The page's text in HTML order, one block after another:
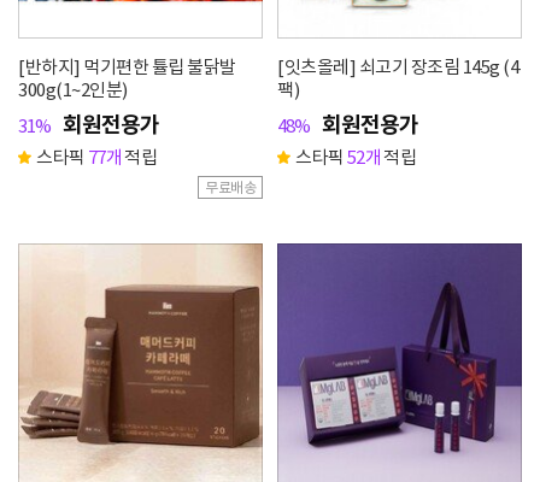
[반하지] 먹기편한 튤립 불닭발
300g(1~2인분)
31% 회원전용가
스타픽 77개적립
무료배송
[잇츠올레] 쇠고기 장조림 145g (4
팩)
48% 회원전용가
스타픽 52개적립